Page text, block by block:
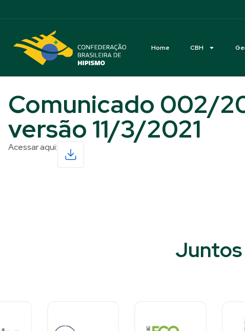
Home CBH
Comunicado 002/
versão 11/3/2021
Acessar aqui:
Juntos